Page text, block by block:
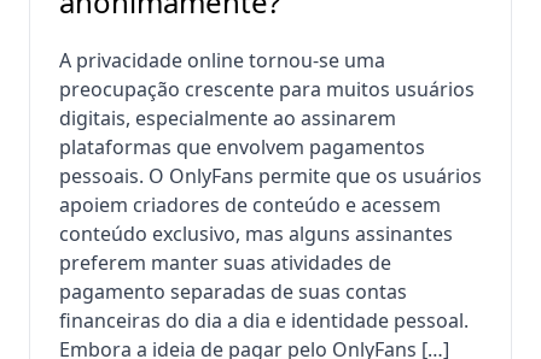
A privacidade online tornou-se uma
preocupação crescente para muitos usuários
digitais, especialmente ao assinarem
plataformas que envolvem pagamentos
pessoais. O OnlyFans permite que os usuários
apoiem criadores de conteúdo e acessem
conteúdo exclusivo, mas alguns assinantes
preferem manter suas atividades de
pagamento separadas de suas contas
financeiras do dia a dia e identidade pessoal.
Embora a ideia de pagar pelo OnlyFans […]